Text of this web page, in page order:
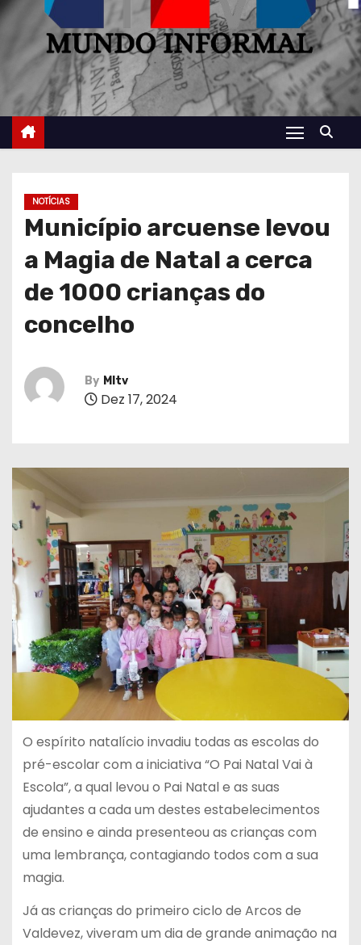
NOTÍCIAS
Município arcuense levou
a Magia de Natal a cerca
de 1000 crianças do
concelho
By MItv
Dez 17, 2024
O espírito natalício invadiu todas as escolas do
pré-escolar com a iniciativa “O Pai Natal Vai à
Escola”, a qual levou o Pai Natal e as suas
ajudantes a cada um destes estabelecimentos
de ensino e ainda presenteou as crianças com
uma lembrança, contagiando todos com a sua
magia.
Já as crianças do primeiro ciclo de Arcos de
Valdevez, viveram um dia de grande animação na